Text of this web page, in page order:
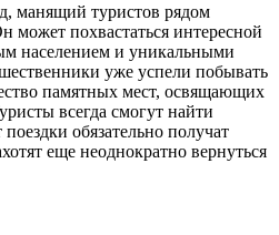
манящий туристов рядом
может похвастаться интересной
населением и уникальными
уже успели побывать
памятных мест, освящающих
всегда смогут найти
обязательно получат
еще неоднократно вернуться